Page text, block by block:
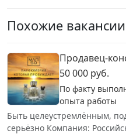
Похожие вакансии
Продавец-
50 000 руб.
По факту
опыта работы
Быть целеустремлённым,
серьёзно Компания: